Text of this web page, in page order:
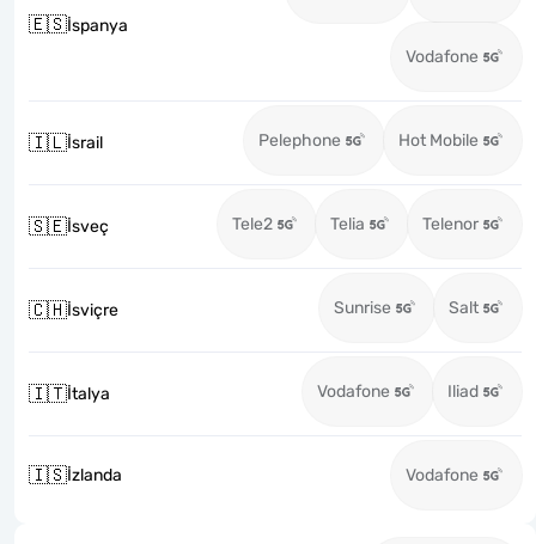
🇪🇸İspanya
Vodafone
🇮🇱İsrail Pelephone Hot Mobile
🇸🇪İsveç Tele2 Telia Telenor
🇨🇭İsviçre Sunrise Salt
🇮🇹İtalya Vodafone Iliad
🇮🇸İzlanda Vodafone